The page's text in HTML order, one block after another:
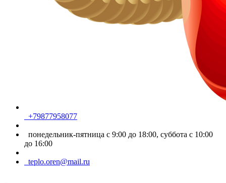
+79877958077
понедельник-пятница с 9:00 до 18:00, суббота с 10:00
до 16:00
teplo.oren@mail.ru